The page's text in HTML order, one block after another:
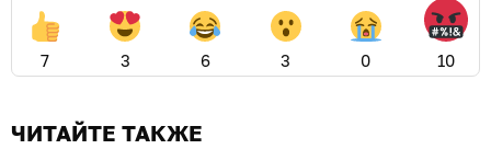
7 3 6 3 0 10
ЧИТАЙТЕ ТАКЖЕ